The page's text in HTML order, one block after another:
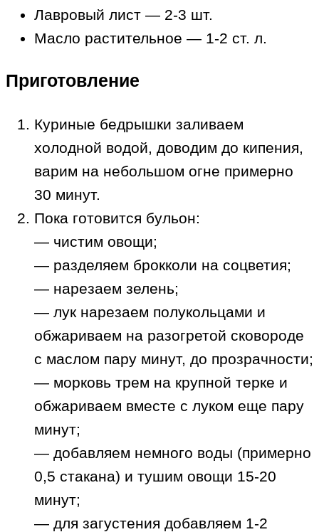
Лавровый лист — 2-3 шт.
Масло растительное — 1-2 ст. л.
Приготовление
Куриные бедрышки заливаем
холодной водой, доводим до кипения,
варим на небольшом огне примерно
30 минут.
Пока готовится бульон:
— чистим овощи;
— разделяем брокколи на соцветия;
— нарезаем зелень;
— лук нарезаем полукольцами и
обжариваем на разогретой сковороде
с маслом пару минут, до прозрачности;
— морковь трем на крупной терке и
обжариваем вместе с луком еще пару
минут;
— добавляем немного воды (примерно
0,5 стакана) и тушим овощи 15-20
минут;
— для загустения добавляем 1-2